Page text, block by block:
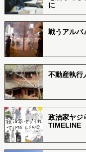
に
戦うアルバ
不動産執行
政治家ヤジ
TIMELINE